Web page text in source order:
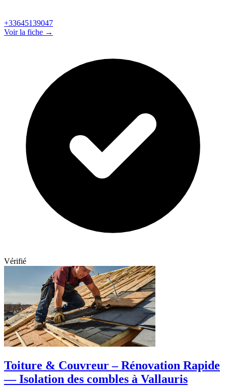
+33645139047
Voir la fiche →
Vérifié
Toiture & Couvreur – Rénovation Rapide
— Isolation des combles à Vallauris